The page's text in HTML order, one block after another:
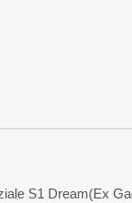
S1 Dream(Ex